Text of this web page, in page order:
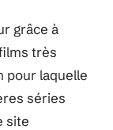
grâce à
très
pour laquelle
séries
site